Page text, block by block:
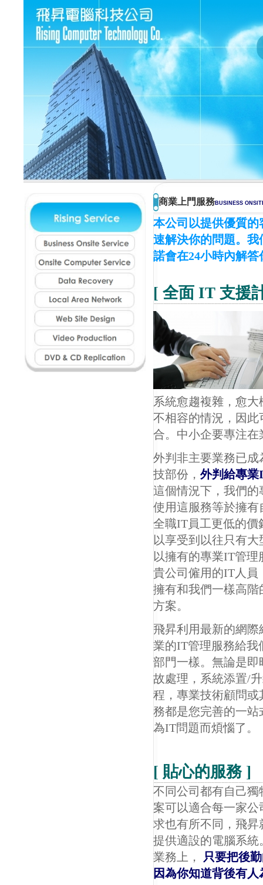
Business Onsite Service
Onsite Computer Service
Data Recovery Service
Local Area Network LAN
Web Site Design Service
Video Production Service
DVD & CD Replication
商業上門服務 BUSINESS
本公司以提供優質
速解決你的問題。
諾會在24小時內解
[ 全面 IT 支援
系統愈趨複雜，愈
不相容的情況，因
合。中小企要專注
外判非主要業務已
技部份， 外判給專業
這個情況下，我們
使用這服務等於擁
全職IT員工更低的價
以享受到以往只有大
以擁有的專業IT管理
貴公司僱用的IT人員
擁有和我們一樣高階
方案。
飛昇利用最新的網
業的IT管理服務給我
部門一樣。無論是
故處理，系統添置/
程，專業技術顧問
務都是您完善的一
為IT問題而煩惱了。
[ 貼心的服務 ]
不同公司都有自己
案可以適合每一家
求也有所不同，飛
提供適設的電腦系
業務上， 只要把後
因為你知道背後有